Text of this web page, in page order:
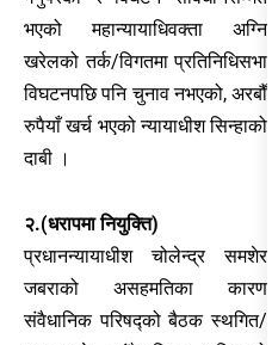
भएको महान्यायाधिवक्ता अग्नि
खरेलको तर्क/विगतमा प्रतिनिधिसभा
विघटनपछि पनि चुनाव नभएको, अरबौँ
रुपैयाँ खर्च भएको न्यायाधीश सिन्हाको
दाबी ।
२.(धरापमा नियुक्ति)
प्रधानन्यायाधीश चोलेन्द्र समशेर
जबराको असहमतिका कारण
संवैधानिक परिषद्को बैठक स्थगित/